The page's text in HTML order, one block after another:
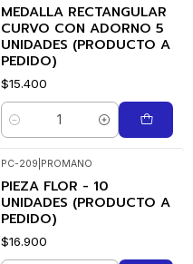
MEDALLA RECTANGULAR
CURVO CON ADORNO 5
UNIDADES (PRODUCTO A
PEDIDO)
$15.400
Cantidad
PC-209 PROMANO
PIEZA FLOR - 10
UNIDADES (PRODUCTO A
PEDIDO)
$16.900